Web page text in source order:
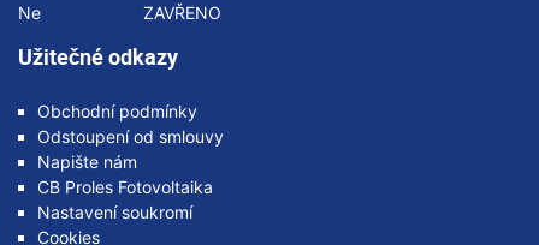
Ne
ZAVŘENO
Užitečné odkazy
Obchodní podmínky
Odstoupení od smlouvy
Napište nám
CB Proles Fotovoltaika
Nastavení soukromí
Cookies